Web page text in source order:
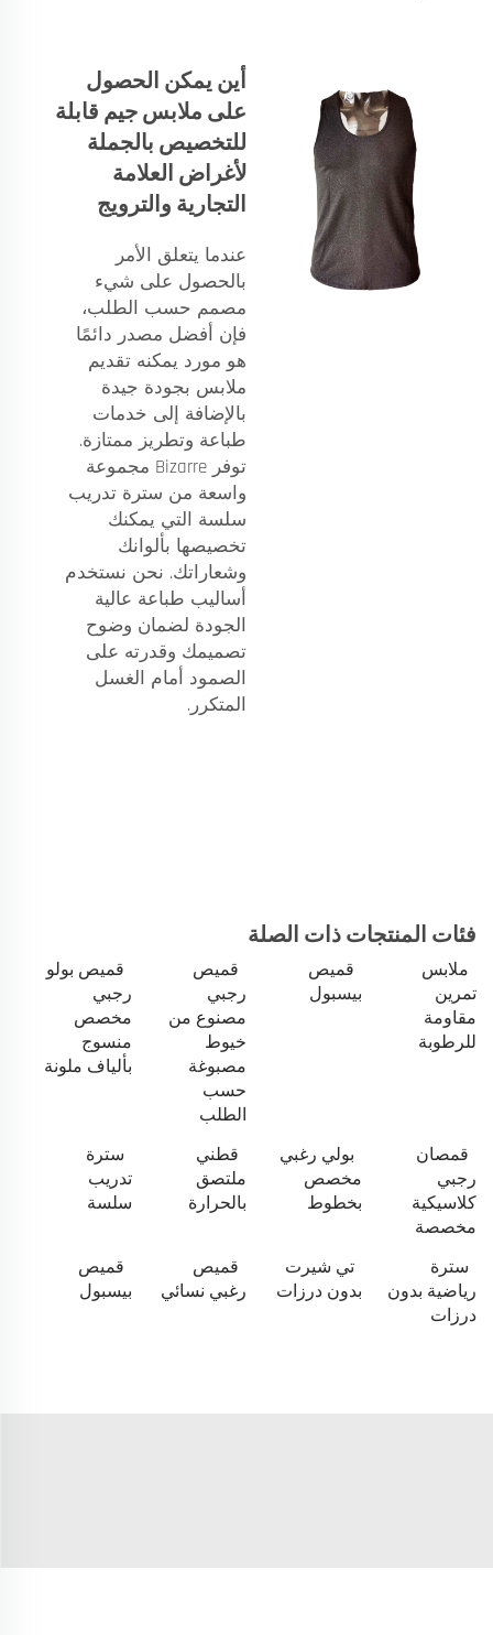
أين يمكن الحصول
على ملابس جيم قابلة
للتخصيص بالجملة
لأغراض العلامة
التجارية والترويج
عندما يتعلق الأمر
بالحصول على شيء
مصمم حسب الطلب،
فإن أفضل مصدر دائمًا
هو مورد يمكنه تقديم
ملابس بجودة جيدة
بالإضافة إلى خدمات
طباعة وتطريز ممتازة.
توفر Bizarre مجموعة
واسعة من سترة تدريب
سلسة التي يمكنك
تخصيصها بألوانك
وشعاراتك. نحن نستخدم
أساليب طباعة عالية
الجودة لضمان وضوح
تصميمك وقدرته على
الصمود أمام الغسل
المتكرر.
فئات المنتجات ذات الصلة
ملابس
تمرين
مقاومة
للرطوبة
قميص
بيسبول
قميص
رجبي
مصنوع من
خيوط
مصبوغة
حسب
الطلب
قميص بولو
رجبي
مخصص
منسوج
بألياف ملونة
قمصان
رجبي
كلاسيكية
مخصصة
بولي رغبي
مخصص
بخطوط
قطني
ملتصق
بالحرارة
سترة
تدريب
سلسة
سترة
رياضية بدون
درزات
تي شيرت
بدون درزات
قميص
رغبي نسائي
قميص
بيسبول